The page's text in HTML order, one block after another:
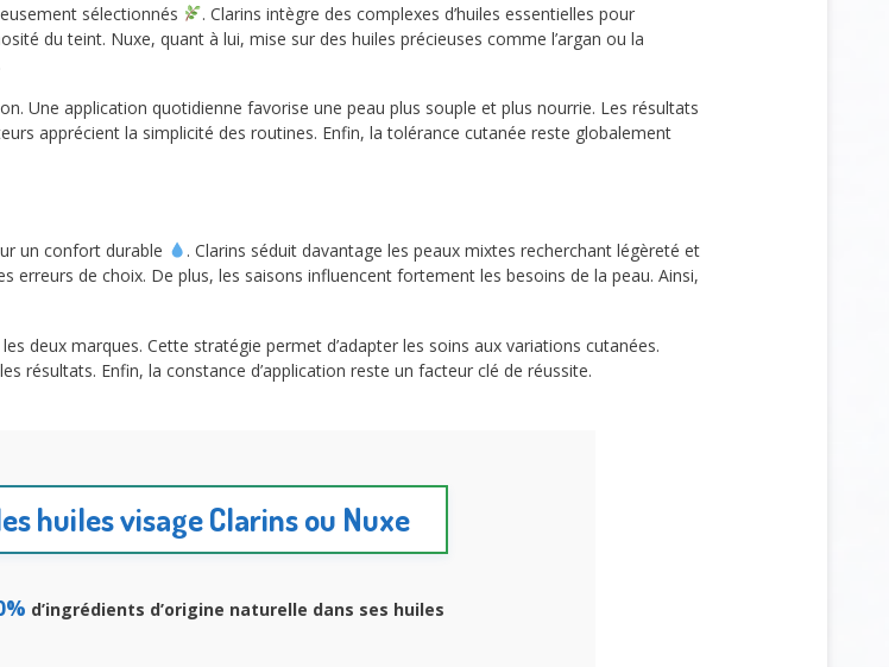
sélectionnés
. Clarins intègre des complexes d’huiles essentielles pour
du teint. Nuxe, quant à lui, mise sur des huiles précieuses comme l’argan ou la
Une application quotidienne favorise une peau plus souple et plus nourrie. Les résultats
apprécient la simplicité des routines. Enfin, la tolérance cutanée reste globalement
un confort durable
. Clarins séduit davantage les peaux mixtes recherchant légèreté et
erreurs de choix. De plus, les saisons influencent fortement les besoins de la peau. Ainsi,
deux marques. Cette stratégie permet d’adapter les soins aux variations cutanées.
résultats. Enfin, la constance d’application reste un facteur clé de réussite.
huiles visage Clarins ou Nuxe
d’ingrédients d’origine naturelle dans ses huiles